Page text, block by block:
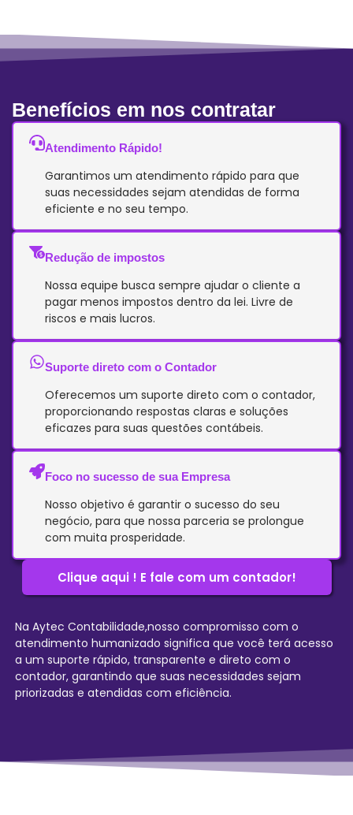
Benefícios em nos contratar
Atendimento Rápido!
Garantimos um atendimento rápido para que
suas necessidades sejam atendidas de forma
eficiente e no seu tempo.
Redução de impostos
Nossa equipe busca sempre ajudar o cliente a
pagar menos impostos dentro da lei. Livre de
riscos e mais lucros.
Suporte direto com o Contador
Oferecemos um suporte direto com o contador,
proporcionando respostas claras e soluções
eficazes para suas questões contábeis.
Foco no sucesso de sua Empresa
Nosso objetivo é garantir o sucesso do seu
negócio, para que nossa parceria se prolongue
com muita prosperidade.
Clique aqui ! E fale com um contador!
Na Aytec Contabilidade,nosso compromisso com o
atendimento humanizado significa que você terá acesso
a um suporte rápido, transparente e direto com o
contador, garantindo que suas necessidades sejam
priorizadas e atendidas com eficiência.